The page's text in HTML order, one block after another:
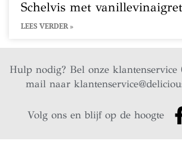
Schelvis met
LEES VERDER »
Hulp nodig? Bel onze
mail naar
Volg ons en blijf op de hoogte